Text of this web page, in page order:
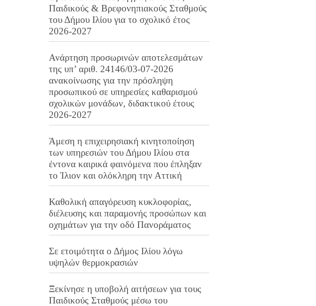
Παιδικούς & Βρεφονηπιακούς Σταθμούς
του Δήμου Ιλίου για το σχολικό έτος
2026-2027
Ανάρτηση προσωρινών αποτελεσμάτων
της υπ’ αριθ. 24146/03-07-2026
ανακοίνωσης για την πρόσληψη
προσωπικού σε υπηρεσίες καθαρισμού
σχολικών μονάδων, διδακτικού έτους
2026-2027
Άμεση η επιχειρησιακή κινητοποίηση
των υπηρεσιών του Δήμου Ιλίου στα
έντονα καιρικά φαινόμενα που έπληξαν
το Ίλιον και ολόκληρη την Αττική
Καθολική απαγόρευση κυκλοφορίας,
διέλευσης και παραμονής προσώπων και
οχημάτων για την οδό Πανοράματος
Σε ετοιμότητα ο Δήμος Ιλίου λόγω
υψηλών θερμοκρασιών
Ξεκίνησε η υποβολή αιτήσεων για τους
Παιδικούς Σταθμούς μέσω του